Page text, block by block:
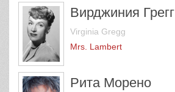
Вирджиния Грегг
Virginia Gregg
Mrs. Lambert
Рита Морено